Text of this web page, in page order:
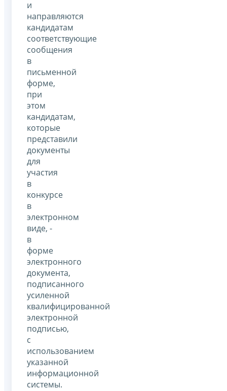
и
направляются
кандидатам
соответствующие
сообщения
в
письменной
форме,
при
этом
кандидатам,
которые
представили
документы
для
участия
в
конкурсе
в
электронном
виде, -
в
форме
электронного
документа,
подписанного
усиленной
квалифицированной
электронной
подписью,
с
использованием
указанной
информационной
системы.